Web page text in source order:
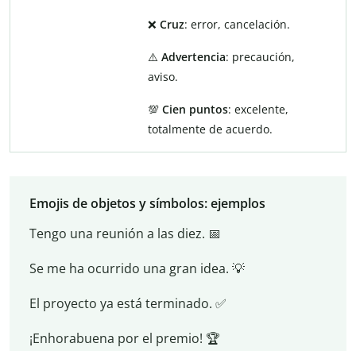
❌ Cruz: error, cancelación.
⚠️ Advertencia: precaución,
aviso.
💯 Cien puntos: excelente,
totalmente de acuerdo.
Emojis de objetos y símbolos: ejemplos
Tengo una reunión a las diez. 📅
Se me ha ocurrido una gran idea. 💡
El proyecto ya está terminado. ✅
¡Enhorabuena por el premio! 🏆